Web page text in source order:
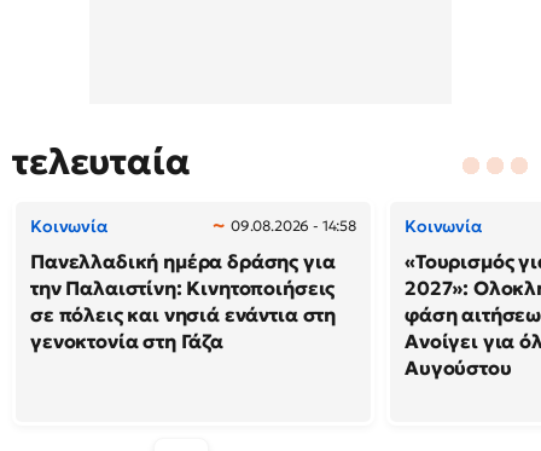
τελευταία
Κοινωνία 09.08.2026 - 14:58
Πανελλαδική ημέρα δράσης για
την Παλαιστίνη: Κινητοποιήσεις
σε πόλεις και νησιά ενάντια στη
γενοκτονία στη Γάζα
Κοινωνία
«Τουρισμός
2027»:
φάση
Ανοίγει για
Αυγούστου